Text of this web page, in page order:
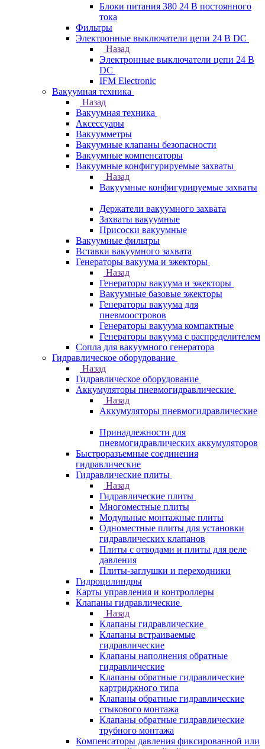
Блоки питания 380 24 В постоянного
тока
Фильтры
Электронные выключатели цепи 24 В DC
Назад
Электронные выключатели цепи 24 В
DC
IFM Electronic
Вакуумная техника
Назад
Вакуумная техника
Аксессуары
Вакуумметры
Вакуумные клапаны безопасности
Вакуумные компенсаторы
Вакуумные конфигурируемые захваты
Назад
Вакуумные конфигурируемые захваты
Держатели вакуумного захвата
Захваты вакуумные
Присоски вакуумные
Вакуумные фильтры
Вставки вакуумного захвата
Генераторы вакуума и эжекторы
Назад
Генераторы вакуума и эжекторы
Вакуумные базовые эжекторы
Генераторы вакуума для
пневмоостровов
Генераторы вакуума компактные
Генераторы вакуума с распределителем
Сопла для вакуумного генератора
Гидравлическое оборудование
Назад
Гидравлическое оборудование
Аккумуляторы пневмогидравлические
Назад
Аккумуляторы пневмогидравлические
Принадлежности для
пневмогидравлических аккумуляторов
Быстроразъемные соединения
гидравлические
Гидравлические плиты
Назад
Гидравлические плиты
Многоместные плиты
Модульные монтажные плиты
Одноместные плиты для установки
гидравлических клапанов
Плиты с отводами и плиты для реле
давления
Плиты-заглушки и переходники
Гидроцилиндры
Карты управления и контроллеры
Клапаны гидравлические
Назад
Клапаны гидравлические
Клапаны встраиваемые
гидравлические
Клапаны наполнения обратные
гидравлические
Клапаны обратные гидравлические
картриджного типа
Клапаны обратные гидравлические
стыкового монтажа
Клапаны обратные гидравлические
трубного монтажа
Компенсаторы давления фиксированной или